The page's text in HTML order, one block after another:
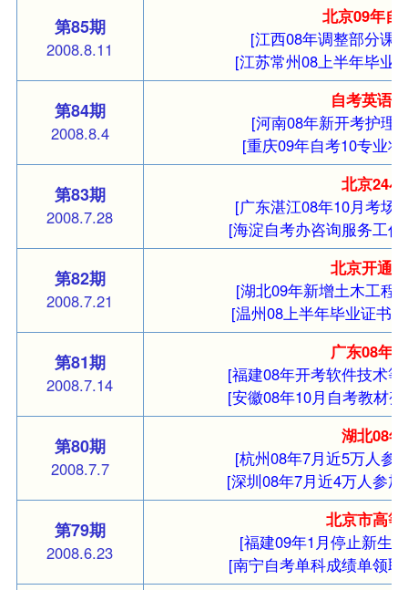
第85期
2008.8.11
北京09年自
[江西08年调整部分课
[江苏常州08上半年毕业
第84期
2008.8.4
自考英语
[河南08年新开考护理
[重庆09年自考10专业
第83期
2008.7.28
北京24
[广东湛江08年10月考场
[海淀自考办咨询服务工
第82期
2008.7.21
北京开通
[湖北09年新增土木工程
[温州08上半年毕业证书
第81期
2008.7.14
广东08年
[福建08年开考软件技术
[安徽08年10月自考教材
第80期
2008.7.7
湖北08
[杭州08年7月近5万人参
[深圳08年7月近4万人参
第79期
2008.6.23
北京市高
[福建09年1月停止新生
[南宁自考单科成绩单领